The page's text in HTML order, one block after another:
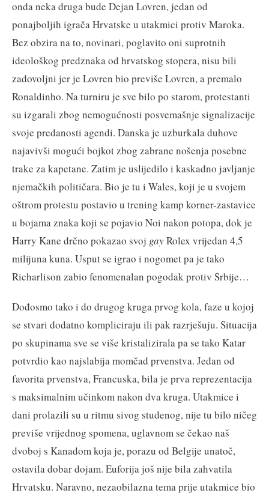
onda neka druga bude Dejan Lovren, jedan od
ponajboljih igrača Hrvatske u utakmici protiv Maroka.
Bez obzira na to, novinari, poglavito oni suprotnih
ideološkog predznaka od hrvatskog stopera, nisu bili
zadovoljni jer je Lovren bio previše Lovren, a premalo
Ronaldinho. Na turniru je sve bilo po starom, protestanti
su izgarali zbog nemogućnosti posvemašnje signalizacije
svoje predanosti agendi. Danska je uzburkala duhove
najavivši mogući bojkot zbog zabrane nošenja posebne
trake za kapetane. Zatim je uslijedilo i kaskadno javljanje
njemačkih političara. Bio je tu i Wales, koji je u svojem
oštrom protestu postavio u trening kamp korner-zastavice
u bojama znaka koji se pojavio Noi nakon potopa, dok je
Harry Kane drčno pokazao svoj gayRolex vrijedan 4,5
milijuna kuna. Usput se igrao i nogomet pa je tako
Richarlison zabio fenomenalan pogodak protiv Srbije…
Dođosmo tako i do drugog kruga prvog kola, faze u kojoj
se stvari dodatno kompliciraju ili pak razrješuju. Situacija
po skupinama sve se više kristalizirala pa se tako Katar
potvrdio kao najslabija momčad prvenstva. Jedan od
favorita prvenstva, Francuska, bila je prva reprezentacija
s maksimalnim učinkom nakon dva kruga. Utakmice i
dani prolazili su u ritmu sivog studenog, nije tu bilo ničeg
previše vrijednog spomena, uglavnom se čekao naš
dvoboj s Kanadom koja je, porazu od Belgije unatoč,
ostavila dobar dojam. Euforija još nije bila zahvatila
Hrvatsku. Naravno, nezaobilazna tema prije utakmice bio